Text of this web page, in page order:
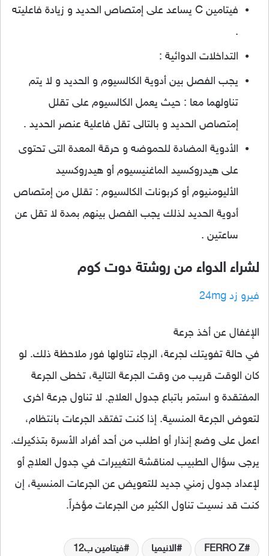
فيتامين C يساعد على إمتصاص الحديد و زيادة فاعليته
.
التداخلات الدوائية :
يجب الفصل بين أدوية الكالسيوم و الحديد و لا يتم
تناولهما معا : حيث يعمل الكالسيوم على تقلل
إمتصاص الحديد و بالتالى تقل فاعلية عنصر الحديد .
الأدوية المضادة للحموضه و حرقة المعدة التى تحتوى
على هيدروكسيد الماغنيسيوم أو هيدروكسيد
الأليومنيوم أو كربونات الكالسيوم : تقلل من إمتصاص
أدوية الحديد لذلك يجب الفصل بينهم بمدة لا تقل عن
ساعتين .
لشراء الدواء من روشتة دوت كوم
فيرو زد 24mg
الإغفال عن أخذ جرعة
في حالة تفويتك لجرعة، الرجاء تناولها فور ملاحظة ذلك. لو
كان الوقت قريب من وقت الجرعة التالية، تخطى الجرعة
المفتقدة و استمر باتباع جدول العلاج. لا تناول جرعة اخرى
لتعوض الجرعة المنسية. إذا كنت تفتقد الجرعات بانتظام،
اعمل على وضع إنذار أو اطلب من أحد أفراد الأسرة بتذكيرك.
يرجى سؤال الطبيب لمناقشة التغييرات في جدول العلاج أو
لإعداد جدول زمني جديد للتعويض عن الجرعات المنسية، إن
كنت قد نسيت تناول الكثير من الجرعات مؤخراً.
FERRO Z الانيميا فيتامين ب12